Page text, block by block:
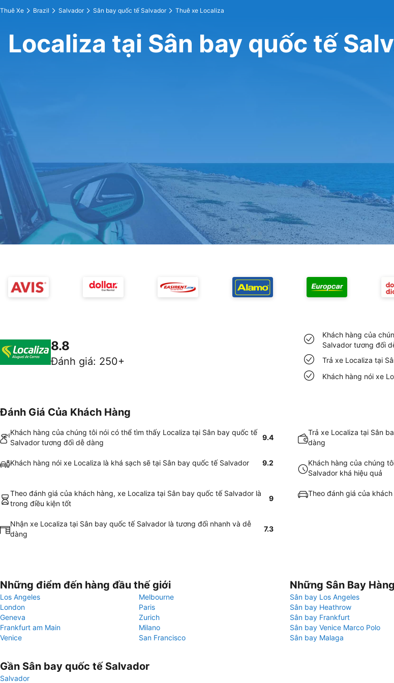
Thuê Xe Brazil Salvador Sân bay quốc tế Salvador Thuê xe Localiza
Localiza tại Sân bay quốc tế
8.8
Đánh giá: 250+
Khách hàng của
Salvador tương đối
Trả xe Localiza tại
Khách hàng nói xe
Đánh Giá Của Khách Hàng
Khách hàng của chúng tôi nói có thể tìm thấy Localiza tại Sân bay quốc tế
Salvador tương đối dễ dàng
9.4
Trả xe Localiza tại Sân
dàng
Khách hàng nói xe Localiza là khá sạch sẽ tại Sân bay quốc tế Salvador 9.2
Khách hàng của chúng
Salvador khá hiệu quả
Theo đánh giá của khách hàng, xe Localiza tại Sân bay quốc tế Salvador là
trong điều kiện tốt
9
Theo đánh giá của
Nhận xe Localiza tại Sân bay quốc tế Salvador là tương đối nhanh và dễ
dàng
7.3
Những điểm đến hàng đầu thế giới
Los Angeles
Melbourne
London
Paris
Geneva
Zurich
Frankfurt am Main
Milano
Venice
San Francisco
Những Sân Bay
Sân bay Los Angeles
Sân bay Heathrow
Sân bay Frankfurt
Sân bay Venice Marco Polo
Sân bay Malaga
Gần Sân bay quốc tế Salvador
Salvador